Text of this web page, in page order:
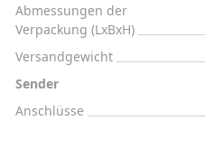
Abmessungen der
Verpackung (LxBxH)
Versandgewicht
Sender
Anschlüsse